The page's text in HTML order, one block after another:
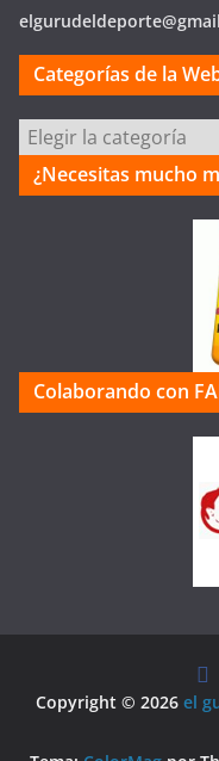
Categorías de la
Categorías
de
la
¿Necesitas mucho
Colaborando con
Copyright © 2026 el